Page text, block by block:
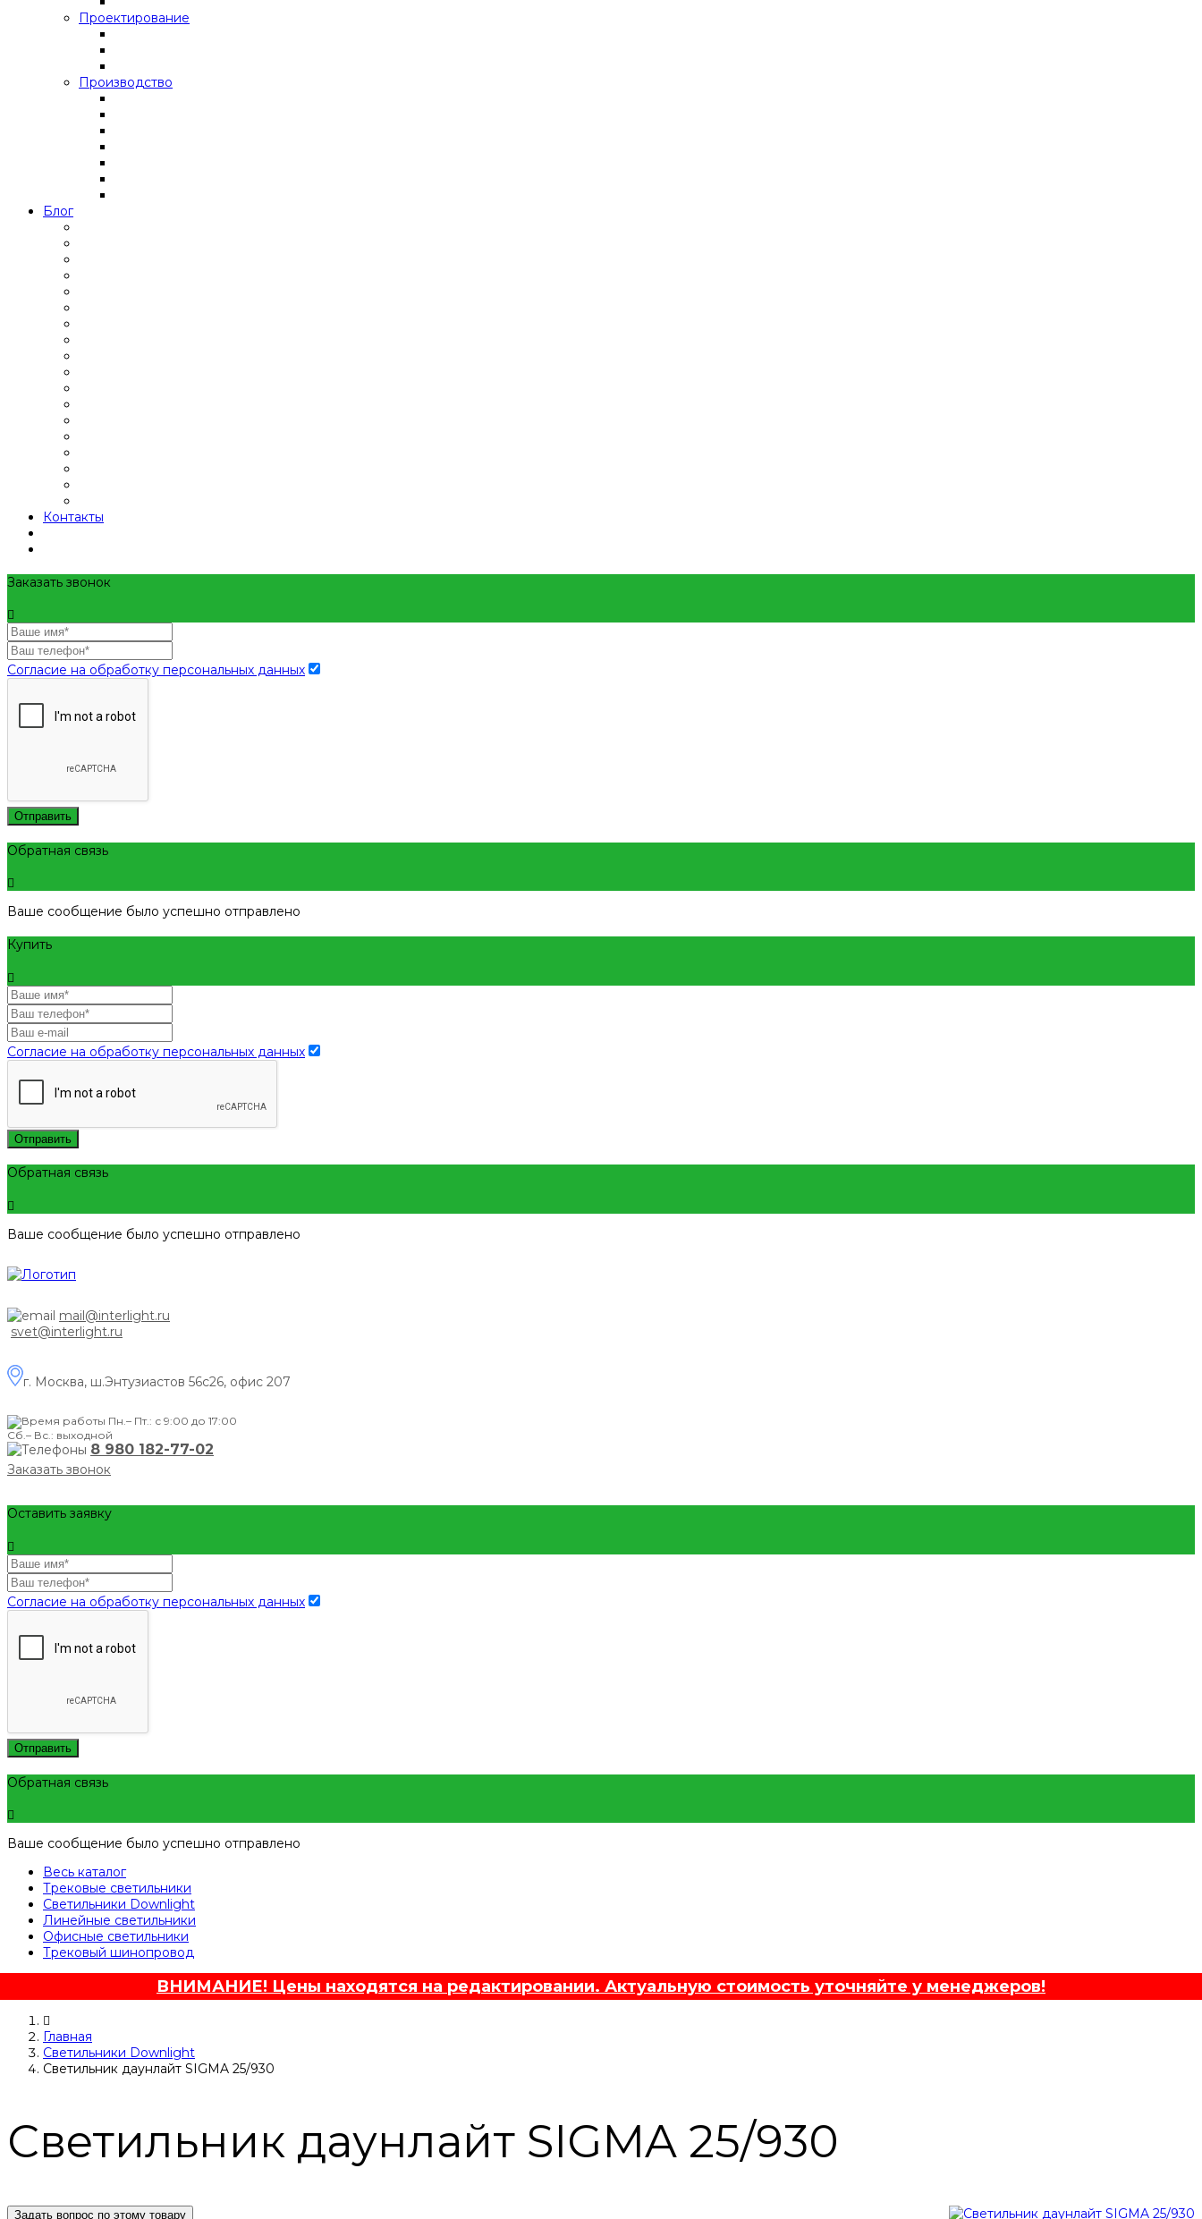
Проектирование
Производство
Блог
Контакты
Заказать звонок
Согласие на обработку персональных данных
Отправить
Обратная связь
Ваше сообщение было успешно отправлено
Купить
Согласие на обработку персональных данных
Отправить
Обратная связь
Ваше сообщение было успешно отправлено
mail@interlight.ru
svet@interlight.ru
г. Москва, ш.Энтузиастов 56с26, офис 207
Пн.– Пт.: с 9:00 до 17:00
Сб.– Вс.: выходной
8 980 182-77-02
Заказать звонок
Оставить заявку
Согласие на обработку персональных данных
Отправить
Обратная связь
Ваше сообщение было успешно отправлено
Весь каталог
Трековые светильники
Светильники Downlight
Линейные светильники
Офисные светильники
Трековый шинопровод
ВНИМАНИЕ! Цены находятся на редактировании. Актуальную стоимость уточняйте у менеджеров!
Главная
Светильники Downlight
Светильник даунлайт SIGMA 25/930
Светильник даунлайт SIGMA 25/930
Задать вопрос по этому товару